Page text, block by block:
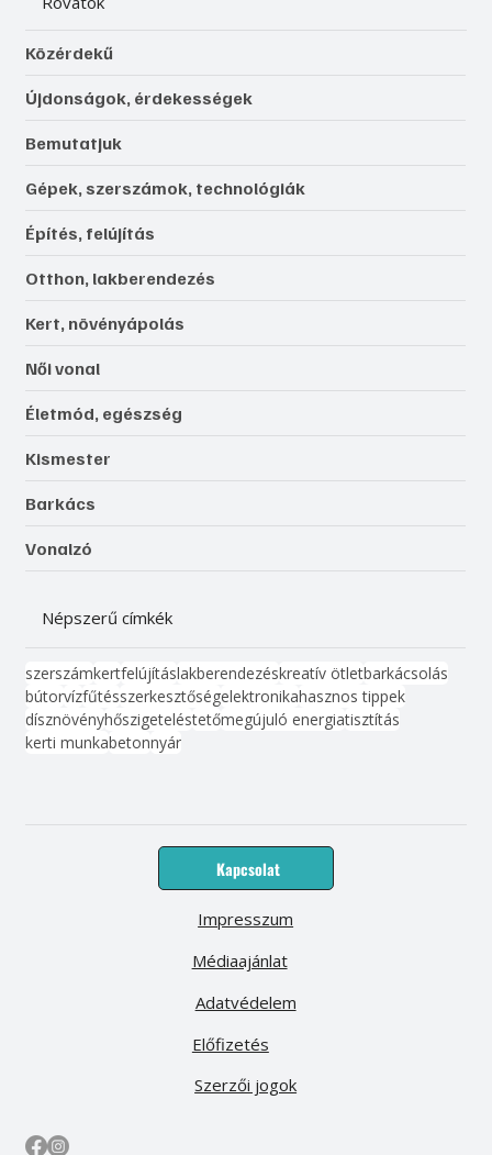
Közérdekű
Újdonságok, érdekességek
Bemutatjuk
Gépek, szerszámok, technológiák
Építés, felújítás
Otthon, lakberendezés
Kert, növényápolás
Női vonal
Életmód, egészség
Kismester
Barkács
Vonalzó
Népszerű címkék
szerszámkertfelújításlakberendezéskreatív ötletbarkácsolás
bútorvízfűtésszerkesztőségelektronikahasznos tippek
dísznövényhőszigeteléstetőmegújuló energiatisztítás
kerti munkabetonnyár
Kapcsolat
Médiaajánlat
Előfizetés
Impresszum
Adatvédelem
Szerzői jogok